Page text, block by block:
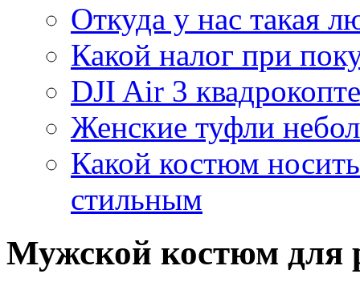
Откуда у нас такая
Какой налог при
DJI Air 3
Женские туфли
Какой костюм
стильным
Мужской костюм для